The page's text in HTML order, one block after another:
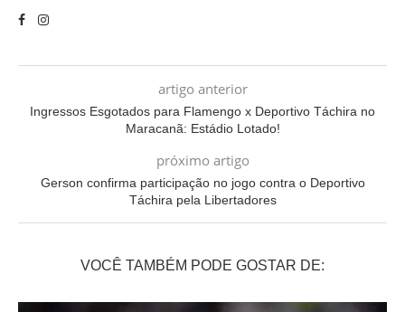
artigo anterior
Ingressos Esgotados para Flamengo x Deportivo Táchira no
Maracanã: Estádio Lotado!
próximo artigo
Gerson confirma participação no jogo contra o Deportivo
Táchira pela Libertadores
VOCÊ TAMBÉM PODE GOSTAR DE: